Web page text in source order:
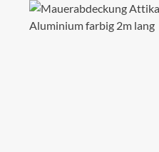
Bildergalerie überspringen